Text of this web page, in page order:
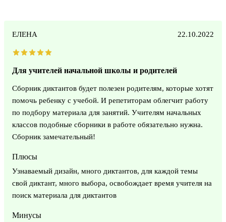
ЕЛЕНА 22.10.2022
Для учителей начальной школы и родителей
Сборник диктантов будет полезен родителям, которые хотят
помочь ребенку с учебой. И репетиторам облегчит работу
по подбору материала для занятий. Учителям начальных
классов подобные сборники в работе обязательно нужна.
Сборник замечательный!
Плюсы
Узнаваемый дизайн, много диктантов, для каждой темы
свой диктант, много выбора, освобождает время учителя на
поиск материала для диктантов
Минусы